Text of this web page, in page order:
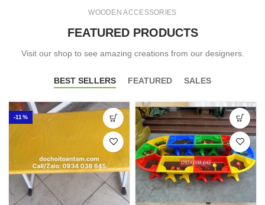
WOODEN ACCESSORIES
FEATURED PRODUCTS
Visit our shop to see amazing creations from our designers.
BEST SELLERS FEATURED SALES
-11%